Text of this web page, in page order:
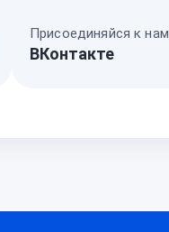
Присоединяйся к нам
ВКонтакте